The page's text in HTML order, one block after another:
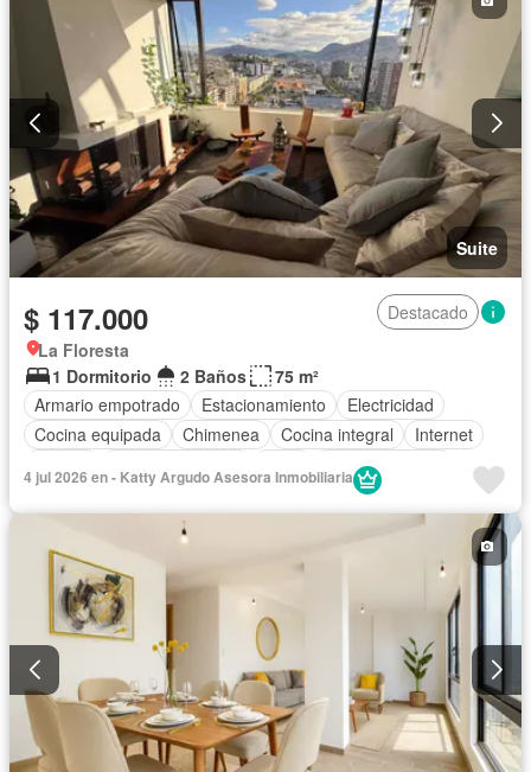
Suite
$ 117.000
Destacado
La Floresta
1 Dormitorio
2 Baños
75 m²
Armario empotrado
Estacionamiento
Electricidad
Cocina equipada
Chimenea Cocina integral
Internet
Área para niños
Conserje
Acceso para personas con discapacidad
Jardín
Garita de guardianía
Sauna
Seguridad
Sin amoblar
4 jul 2026 en - Katty Argudo Asesora Inmobiliaria